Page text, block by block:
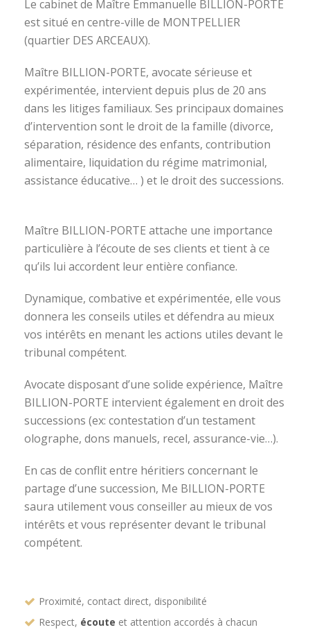
Le cabinet de Maître Emmanuelle BILLION-PORTE
est situé en centre-ville de MONTPELLIER
(quartier DES ARCEAUX).
Maître BILLION-PORTE, avocate sérieuse et
expérimentée, intervient depuis plus de 20 ans
dans les litiges familiaux. Ses principaux domaines
d’intervention sont le droit de la famille (divorce,
séparation, résidence des enfants, contribution
alimentaire, liquidation du régime matrimonial,
assistance éducative… ) et le droit des successions.
Maître BILLION-PORTE attache une importance
particulière à l’écoute de ses clients et tient à ce
qu’ils lui accordent leur entière confiance.
Dynamique, combative et expérimentée, elle vous
donnera les conseils utiles et défendra au mieux
vos intérêts en menant les actions utiles devant le
tribunal compétent.
Avocate disposant d’une solide expérience, Maître
BILLION-PORTE intervient également en droit des
successions (ex: contestation d’un testament
olographe, dons manuels, recel, assurance-vie…).
En cas de conflit entre héritiers concernant le
partage d’une succession, Me BILLION-PORTE
saura utilement vous conseiller au mieux de vos
intérêts et vous représenter devant le tribunal
compétent.
Proximité, contact direct, disponibilité
Respect, écoute et attention accordés à chacun